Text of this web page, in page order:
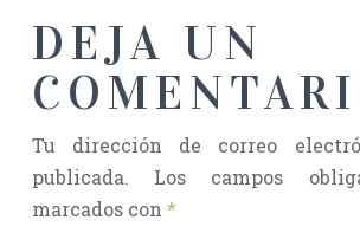
DEJA UN
Tu dirección de correo
publicada.
Los campos
marcados con *